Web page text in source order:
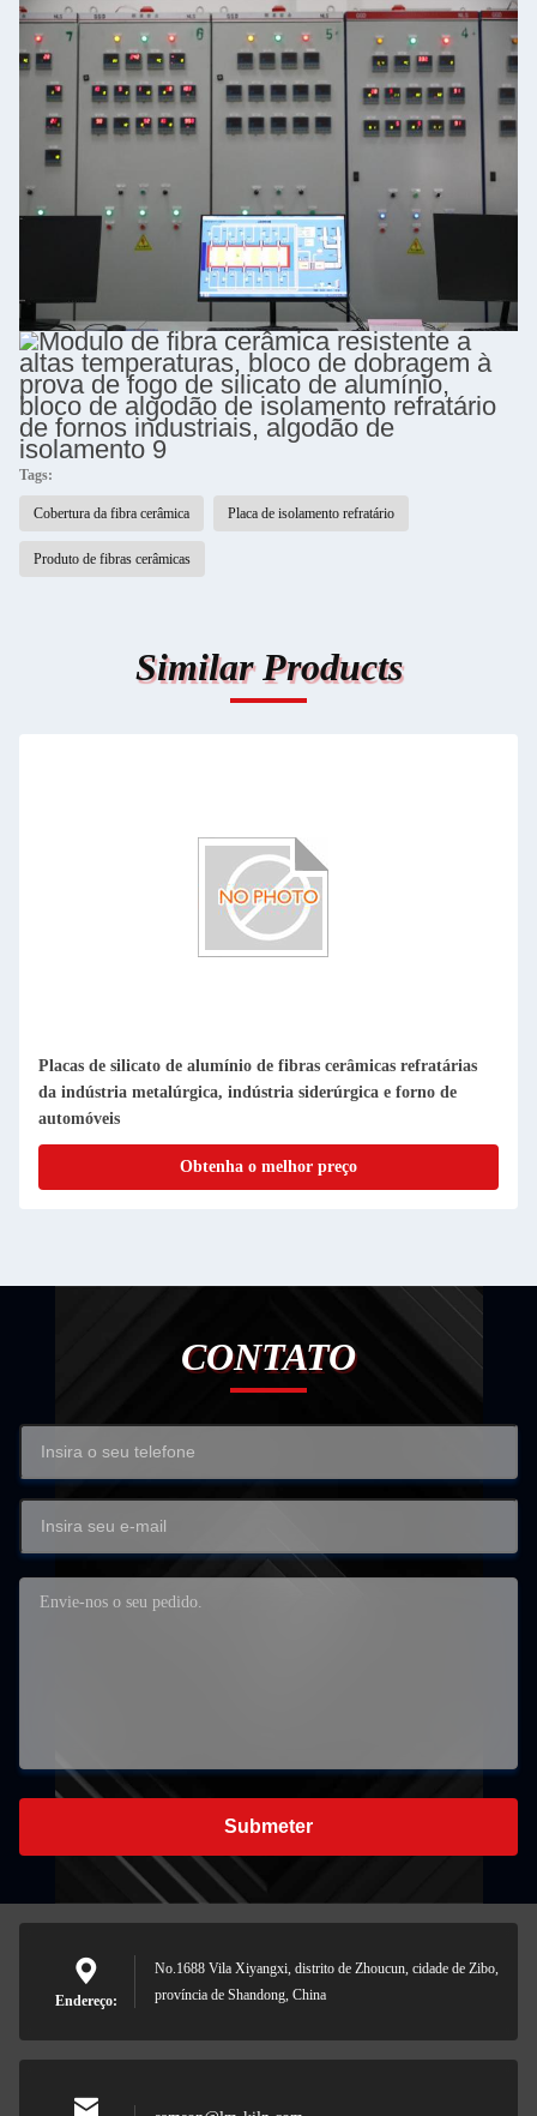
Tags:
Cobertura da fibra cerâmica Placa de isolamento refratário
Produto de fibras cerâmicas
Similar Products
Forno de forno de forno revestimento traseiro material de
poupança de energia refratário resistente ao fogo resistente ao
fogo Rcf Alumínio silicato placa de isolamento de fibra
cerâmica
Obtenha o melhor preço
CONTATO
Submeter
Endereço:
No.1688 Vila Xiyangxi, distrito de Zhoucun, cidade de Zibo,
província de Shandong, China